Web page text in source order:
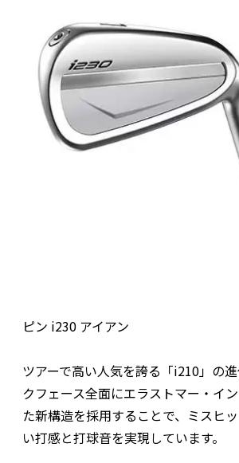
ピン i230 アイアン
ツアーで高い人気を誇る「i210」の
クフェース全面にエラストマー・イ
た新構造を採用することで、ミスヒ
い打感と打球音を実現しています。